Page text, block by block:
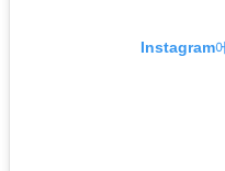
Instagram